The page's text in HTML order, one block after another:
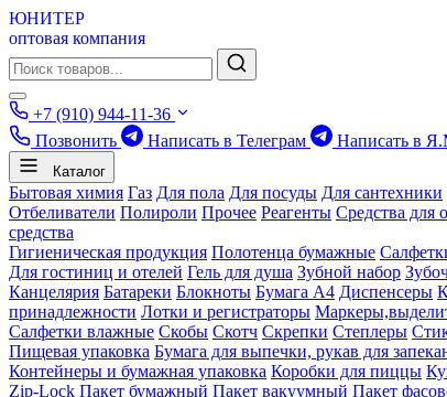
ЮНИТЕР
оптовая компания
+7 (910) 944-11-36
Позвонить
Написать в Телеграм Написать в
Каталог
Бытовая химия Газ Для пола Для посуды Для сантехники
Отбеливатели Полироли Прочее Реагенты Средства для
средства
Гигиеническая продукция Полотенца бумажные
Для гостиниц и отелей Гель для душа Зубной набор
Канцелярия Батареки Блокноты Бумага А4 Диспенсеры
принадлежности Лотки и регистраторы
Салфетки влажные Скобы Скотч Скрепки Степлеры
Пищевая упаковка Бумага для выпечки, рукав для
Контейнеры и бумажная упаковка Коробки для пиццы
Zip-Lock Пакет бумажный Пакет вакуумный Пакет